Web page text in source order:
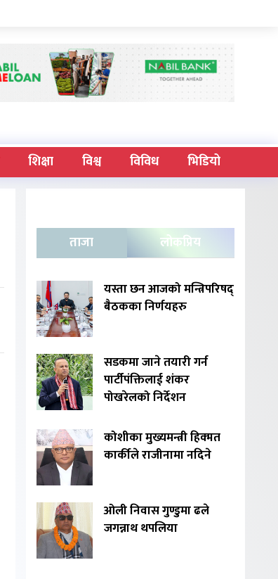
शिक्षा विश्व विविध भिडियो
ताजा लोकप्रिय
यस्ता छन आजको मन्त्रिपरिषद्
बैठकका निर्णयहरु
सडकमा जाने तयारी गर्न
पार्टीपंक्तिलाई शंकर
पोखरेलको निर्देशन
कोशीका मुख्यमन्त्री हिक्मत
कार्कीले राजीनामा नदिने
ओली निवास गुण्डुमा ढले
जगन्नाथ थपलिया